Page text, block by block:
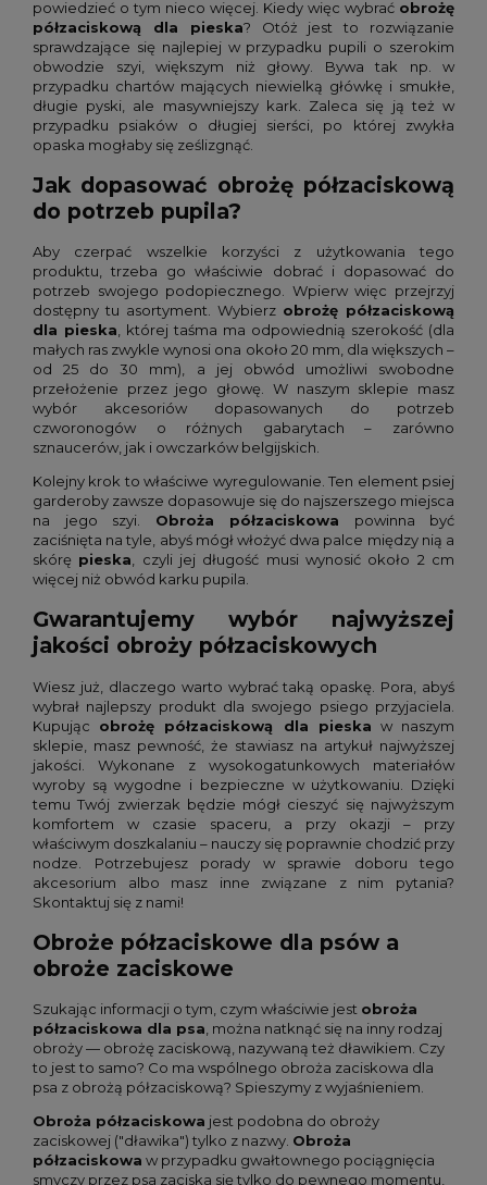
powiedzieć o tym nieco więcej. Kiedy więc wybrać obrożę
półzaciskową dla pieska? Otóż jest to rozwiązanie
sprawdzające się najlepiej w przypadku pupili o szerokim
obwodzie szyi, większym niż głowy. Bywa tak np. w
przypadku chartów mających niewielką główkę i smukłe,
długie pyski, ale masywniejszy kark. Zaleca się ją też w
przypadku psiaków o długiej sierści, po której zwykła
opaska mogłaby się ześlizgnąć.
Jak dopasować obrożę półzaciskową
do potrzeb pupila?
Aby czerpać wszelkie korzyści z użytkowania tego
produktu, trzeba go właściwie dobrać i dopasować do
potrzeb swojego podopiecznego. Wpierw więc przejrzyj
dostępny tu asortyment. Wybierz obrożę półzaciskową
dla pieska, której taśma ma odpowiednią szerokość (dla
małych ras zwykle wynosi ona około 20 mm, dla większych –
od 25 do 30 mm), a jej obwód umożliwi swobodne
przełożenie przez jego głowę. W naszym sklepie masz
wybór akcesoriów dopasowanych do potrzeb
czworonogów o różnych gabarytach – zarówno
sznaucerów, jak i owczarków belgijskich.
Kolejny krok to właściwe wyregulowanie. Ten element psiej
garderoby zawsze dopasowuje się do najszerszego miejsca
na jego szyi. Obroża półzaciskowa powinna być
zaciśnięta na tyle, abyś mógł włożyć dwa palce między nią a
skórę pieska, czyli jej długość musi wynosić około 2 cm
więcej niż obwód karku pupila.
Gwarantujemy wybór najwyższej
jakości obroży półzaciskowych
Wiesz już, dlaczego warto wybrać taką opaskę. Pora, abyś
wybrał najlepszy produkt dla swojego psiego przyjaciela.
Kupując obrożę półzaciskową dla pieska w naszym
sklepie, masz pewność, że stawiasz na artykuł najwyższej
jakości. Wykonane z wysokogatunkowych materiałów
wyroby są wygodne i bezpieczne w użytkowaniu. Dzięki
temu Twój zwierzak będzie mógł cieszyć się najwyższym
komfortem w czasie spaceru, a przy okazji – przy
właściwym doszkalaniu – nauczy się poprawnie chodzić przy
nodze. Potrzebujesz porady w sprawie doboru tego
akcesorium albo masz inne związane z nim pytania?
Skontaktuj się z nami!
Obroże półzaciskowe dla psów a
obroże zaciskowe
Szukając informacji o tym, czym właściwie jest obroża
półzaciskowa dla psa , można natknąć się na inny rodzaj
obroży — obrożę zaciskową, nazywaną też dławikiem. Czy
to jest to samo? Co ma wspólnego obroża zaciskowa dla
psa z obrożą półzaciskową? Spieszymy z wyjaśnieniem.
Obroża półzaciskowa jest podobna do obroży
zaciskowej ("dławika") tylko z nazwy. Obroża
półzaciskowa w przypadku gwałtownego pociągnięcia
smyczy przez psa zaciska się tylko do pewnego momentu,